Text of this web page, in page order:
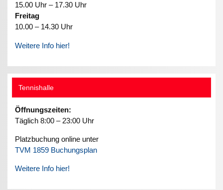
15.00 Uhr – 17.30 Uhr
Freitag
10.00 – 14.30 Uhr
Weitere Info hier!
Tennishalle
Öffnungszeiten:
Täglich 8:00 – 23:00 Uhr
Platzbuchung online unter
TVM 1859 Buchungsplan
Weitere Info hier!